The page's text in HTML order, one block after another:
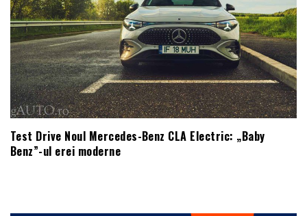
Test Drive Noul Mercedes-Benz CLA Electric: „Baby
Benz”-ul erei moderne